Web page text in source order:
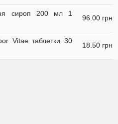
сироп 200 мл 1
96.00 грн
Vitae таблетки 30
18.50 грн